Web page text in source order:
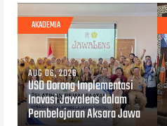
AKADEMIA
AUG 06, 2026
USD Dorong Implementasi
Inovasi Jawalens dalam
Pembelajaran Aksara Jawa